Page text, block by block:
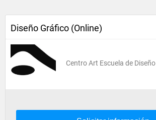
Diseño Gráfico (Online)
Centro Art Escuela de Diseño